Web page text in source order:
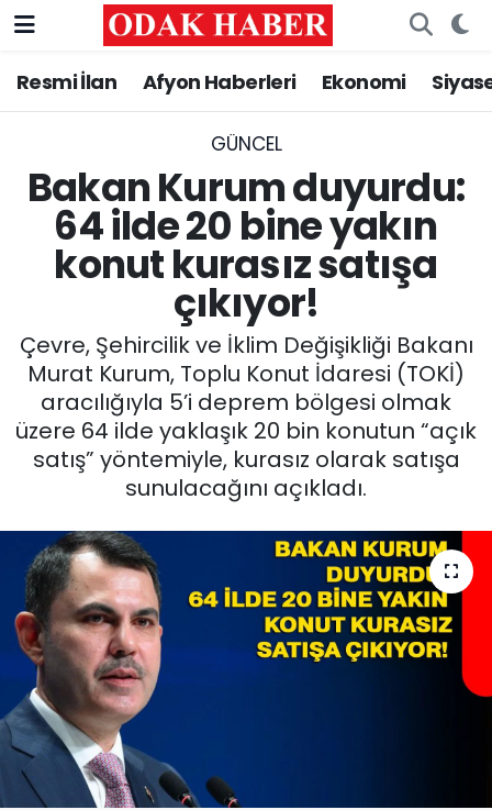
Resmi İlan Afyon Haberleri Ekonomi
GÜNCEL
Bakan Kurum duyurdu:
64 ilde 20 bine yakın
konut kurasız satışa
çıkıyor!
Çevre, Şehircilik ve İklim Değişikliği Bakanı
Murat Kurum, Toplu Konut İdaresi (TOKİ)
aracılığıyla 5’i deprem bölgesi olmak
üzere 64 ilde yaklaşık 20 bin konutun “açık
satış” yöntemiyle, kurasız olarak satışa
sunulacağını açıkladı.
AFYONKARAHİSAR HABERLERİ
ASAYİŞ
GÜNCEL
EĞİTİM
MAGAZİN
SAĞLIK
SPOR
11:11 MANŞET
Nöbetçi Eczaneler
Trafik Durumu
Süper Lig Puan Durumu ve Fikstür
Tüm Manşetler
Son Dakika Haberleri
Haber Arşivi